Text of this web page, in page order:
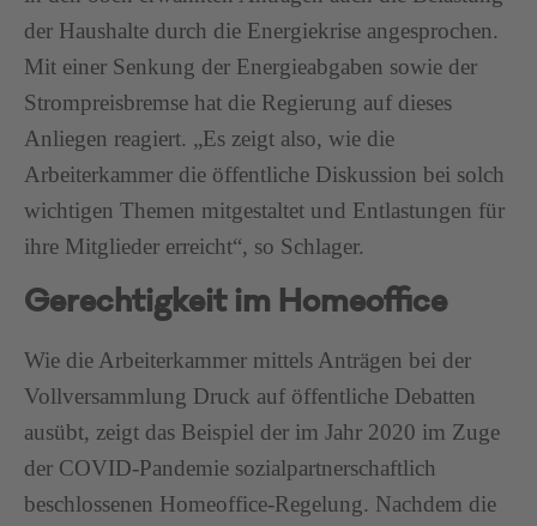
der Haushalte durch die Energiekrise angesprochen.
Mit einer Senkung der Energieabgaben sowie der
Strompreisbremse hat die Regierung auf dieses
Anliegen reagiert. „Es zeigt also, wie die
Arbeiterkammer die öffentliche Diskussion bei solch
wichtigen Themen mitgestaltet und Entlastungen für
ihre Mitglieder erreicht“, so Schlager.
Gerechtigkeit im Homeoffice
Wie die Arbeiterkammer mittels Anträgen bei der
Vollversammlung Druck auf öffentliche Debatten
ausübt, zeigt das Beispiel der im Jahr 2020 im Zuge
der COVID-Pandemie sozialpartnerschaftlich
beschlossenen Homeoffice-Regelung. Nachdem die